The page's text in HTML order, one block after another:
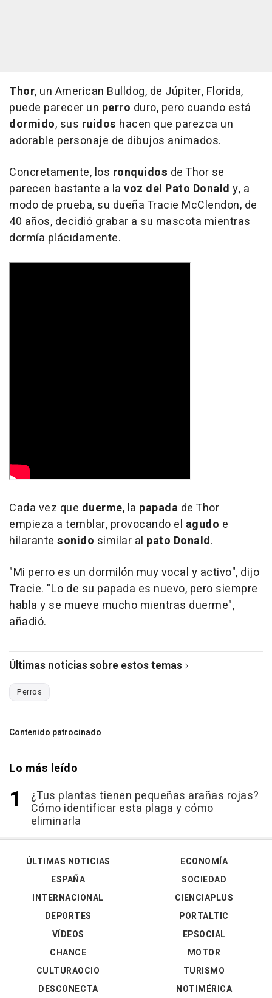
Thor, un American Bulldog, de Júpiter, Florida,
puede parecer un perro duro, pero cuando está
dormido, sus ruidos hacen que parezca un
adorable personaje de dibujos animados.
Concretamente, los ronquidos de Thor se
parecen bastante a la voz del Pato Donald y, a
modo de prueba, su dueña Tracie McClendon, de
40 años, decidió grabar a su mascota mientras
dormía plácidamente.
Cada vez que duerme, la papada de Thor
empieza a temblar, provocando el agudo e
hilarante sonido similar al pato Donald.
"Mi perro es un dormilón muy vocal y activo", dijo
Tracie. "Lo de su papada es nuevo, pero siempre
habla y se mueve mucho mientras duerme",
añadió.
Últimas noticias sobre estos temas
Perros
Contenido patrocinado
Lo más leído
¿Tus plantas tienen pequeñas arañas rojas?
Cómo identificar esta plaga y cómo
eliminarla
ÚLTIMAS NOTICIAS
ESPAÑA
INTERNACIONAL
DEPORTES
VÍDEOS
ECONOMÍA
SOCIEDAD
CIENCIAPLUS
PORTALTIC
EPSOCIAL
CHANCE
CULTURAOCIO
DESCONECTA
MOTOR
TURISMO
NOTIMÉRICA